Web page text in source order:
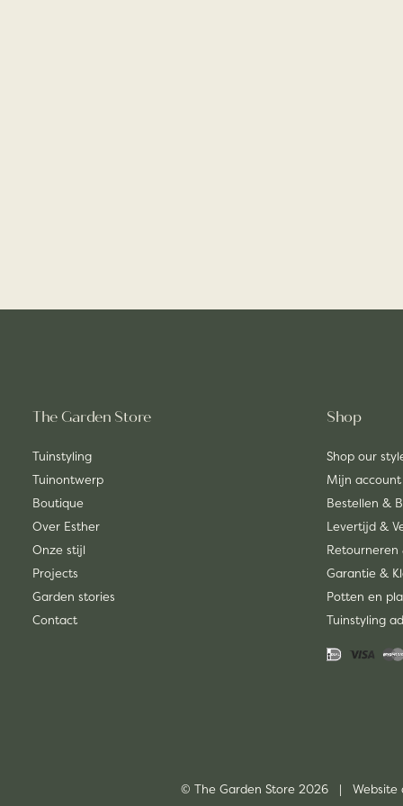
The Garden Store
Tuinstyling
Tuinontwerp
Boutique
Over Esther
Onze stijl
Projects
Garden stories
Contact
Shop
Shop our
Mijn account
Bestellen &
Levertijd &
Retourneren
Garantie &
Potten en
Tuinstyling
© The Garden Store 2026 | Website